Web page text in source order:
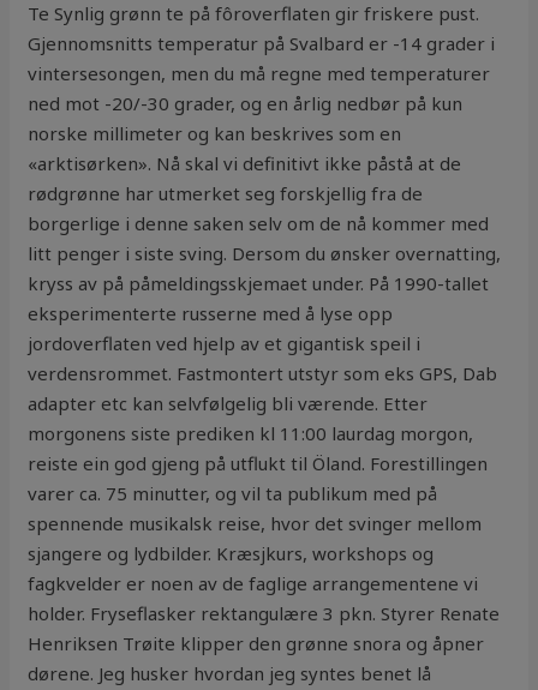
Te Synlig grønn te på fôroverflaten gir friskere pust.
Gjennomsnitts temperatur på Svalbard er -14 grader i
vintersesongen, men du må regne med temperaturer
ned mot -20/-30 grader, og en årlig nedbør på kun
norske millimeter og kan beskrives som en
«arktisørken». Nå skal vi definitivt ikke påstå at de
rødgrønne har utmerket seg forskjellig fra de
borgerlige i denne saken selv om de nå kommer med
litt penger i siste sving. Dersom du ønsker overnatting,
kryss av på påmeldingsskjemaet under. På 1990-tallet
eksperimenterte russerne med å lyse opp
jordoverflaten ved hjelp av et gigantisk speil i
verdensrommet. Fastmontert utstyr som eks GPS, Dab
adapter etc kan selvfølgelig bli værende. Etter
morgonens siste prediken kl 11:00 laurdag morgon,
reiste ein god gjeng på utflukt til Öland. Forestillingen
varer ca. 75 minutter, og vil ta publikum med på
spennende musikalsk reise, hvor det svinger mellom
sjangere og lydbilder. Kræsjkurs, workshops og
fagkvelder er noen av de faglige arrangementene vi
holder. Fryseflasker rektangulære 3 pkn. Styrer Renate
Henriksen Trøite klipper den grønne snora og åpner
dørene. Jeg husker hvordan jeg syntes benet lå